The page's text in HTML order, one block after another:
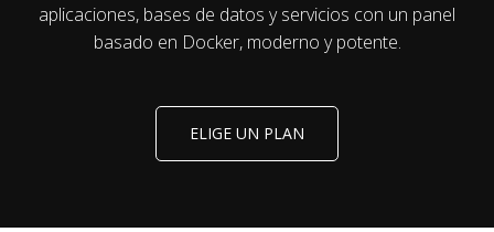
aplicaciones, bases de datos y servicios con un panel
basado en Docker, moderno y potente.
ELIGE UN PLAN